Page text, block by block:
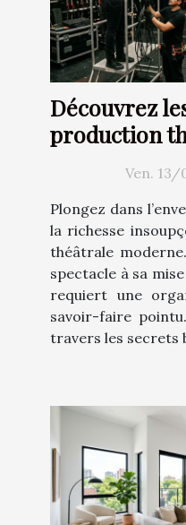
Découvrez
production
moderneVen. 13/
Plongez dans
la richesse
théâtrale
spectacle à sa
requiert une
savoir-faire
travers les secrets